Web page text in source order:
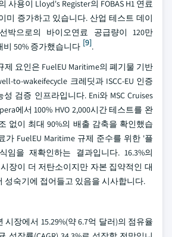
사용이 Lloyd's Register의 FOBAS H1 연료
미 증가하고 있습니다. 산업 테스트 데이
박으로의 바이오연료 공급량이 120만
50% 증가했습니다 [9].
제 요인은 FuelEU Maritime의 폐기물 기반
to-wakeifecycle 크레딧과 ISCC-EU 인증
검증 인프라입니다. Eni와 MSC Cruises
에서 100% HVO 2,000시간 테스트를 완
없이 최대 90%의 배출 감축을 확인했습
가 FuelEU Maritime 규제 준수를 위한 '플
임을 재확인하는 결과입니다. 16.3%의
시장이 더 저탄소이지만 자본 집약적인 대
성숙기에 접어들고 있음을 시사합니다.
시장에서 15.29%(약 6.7억 달러)의 점유율